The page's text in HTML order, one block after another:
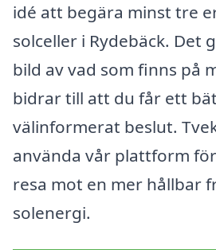
idé att begära minst tre
solceller i Rydebäck. Det
bild av vad som finns på
bidrar till att du får ett
välinformerat beslut.
använda vår plattform
resa mot en mer hållbar
solenergi.